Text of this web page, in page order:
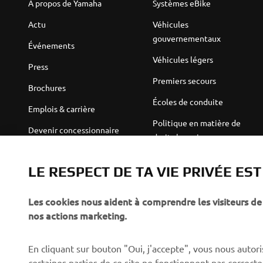
À propos de Yamaha
Actu
Événements
Press
Brochures
Emplois & carrière
Devenir concessionnaire
base
Systèmes eBike
Véhicules
gouvernementaux
Véhicules légers
Premiers secours
Écoles de conduite
Politique en matière de
droits humains
Partenariats
Informations techniques
Yamalube Safety Data
LE RESPECT DE TA VIE PRIVÉE
Les cookies nous aident à comprendre les visiteurs
nos actions marketing.
En cliquant sur bouton "Oui, j'accepte", vous nous